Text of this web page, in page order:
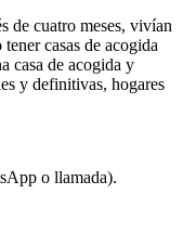
de cuatro meses, vivían
casas de acogida
casa de acogida y
y definitivas, hogares
o llamada).